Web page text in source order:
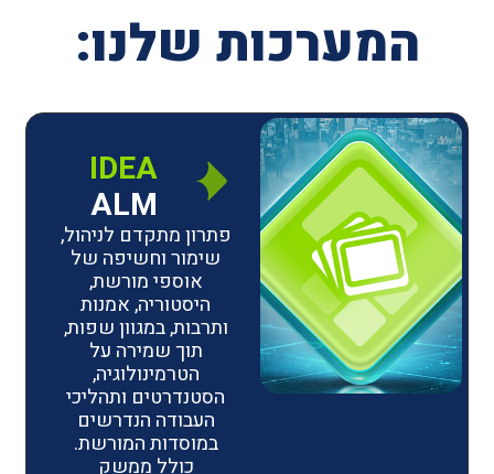
שלנו:
IDEA
ALM
פתרון מתקדם לניהול,
שימור וחשיפה של
אוספי מורשת,
היסטוריה, אמנות
ותרבות, במגוון שפות,
תוך שמירה על
הטרמינולוגיה,
הסטנדרטים ותהליכי
העבודה הנדרשים
במוסדות המורשת.